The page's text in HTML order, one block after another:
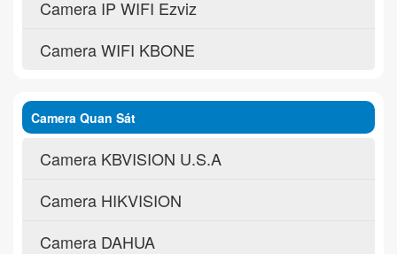
Camera IP WIFI Ezviz
Camera WIFI KBONE
Camera Quan Sát
Camera KBVISION U.S.A
Camera HIKVISION
Camera DAHUA